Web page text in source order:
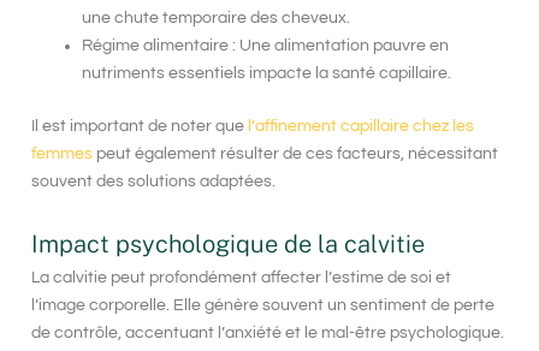
une chute temporaire des cheveux.
Régime alimentaire : Une alimentation pauvre en
nutriments essentiels impacte la santé capillaire.
Il est important de noter que l’affinement capillaire chez les
femmes peut également résulter de ces facteurs, nécessitant
souvent des solutions adaptées.
Impact psychologique de la calvitie
La calvitie peut profondément affecter l’estime de soi et
l’image corporelle. Elle génère souvent un sentiment de perte
de contrôle, accentuant l’anxiété et le mal-être psychologique.